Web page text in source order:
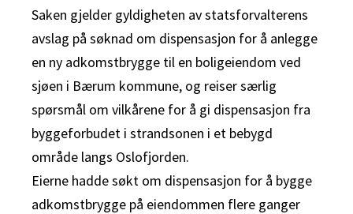
Saken gjelder gyldigheten av statsforvalterens
avslag på søknad om dispensasjon for å anlegge
en ny adkomstbrygge til en boligeiendom ved
sjøen i Bærum kommune, og reiser særlig
spørsmål om vilkårene for å gi dispensasjon fra
byggeforbudet i strandsonen i et bebygd
område langs Oslofjorden.
Eierne hadde søkt om dispensasjon for å bygge
adkomstbrygge på eiendommen flere ganger